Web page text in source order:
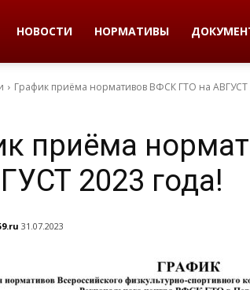
ВФСК
ГТО
в
крае
НОВОСТИ НОРМАТИВЫ
График приёма нормативов ВФСК ГТО на АВГУСТ
приёма
2023 года!
31.07.2023